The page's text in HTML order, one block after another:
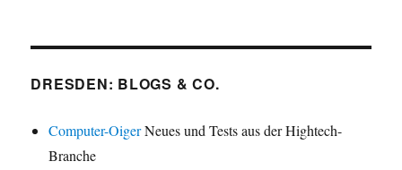
DRESDEN: BLOGS & CO.
Computer-OigerNeues und Tests aus der Hightech-
Branche